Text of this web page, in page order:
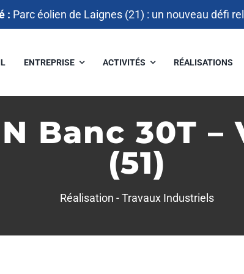
: Parc éolien de Laignes (21) : un nouveau défi
ENTREPRISE ACTIVITÉS RÉALISATIONS
Banc 30T
(51)
Réalisation -Travaux Industriels